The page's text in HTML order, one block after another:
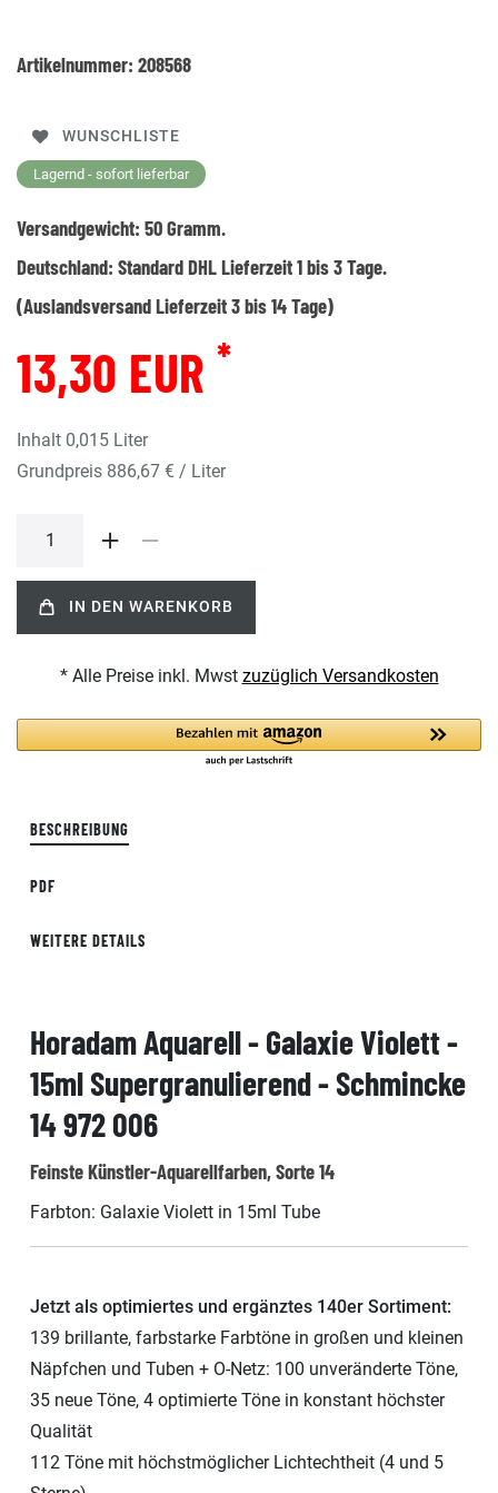
Artikelnummer: 208568
WUNSCHLISTE
Lagernd - sofort lieferbar
Versandgewicht: 50Gramm.
Deutschland: Standard DHL Lieferzeit 1 bis 3 Tage.
(Auslandsversand Lieferzeit 3 bis 14 Tage)
13,30 EUR *
Inhalt 0,015 Liter
Grundpreis 886,67 € / Liter
IN DEN WARENKORB
* Alle Preise inkl. Mwst zuzüglich Versandkosten
BESCHREIBUNG
PDF
WEITERE DETAILS
Horadam Aquarell - Galaxie Violett -
15ml Supergranulierend - Schmincke
14 972 006
Feinste Künstler-Aquarellfarben, Sorte 14
Farbton: Galaxie Violett in 15ml Tube
Jetzt als optimiertes und ergänztes 140er Sortiment:
139 brillante, farbstarke Farbtöne in großen und kleinen
Näpfchen und Tuben + O-Netz: 100 unveränderte Töne,
35 neue Töne, 4 optimierte Töne in konstant höchster
Qualität
112 Töne mit höchstmöglicher Lichtechtheit (4 und 5